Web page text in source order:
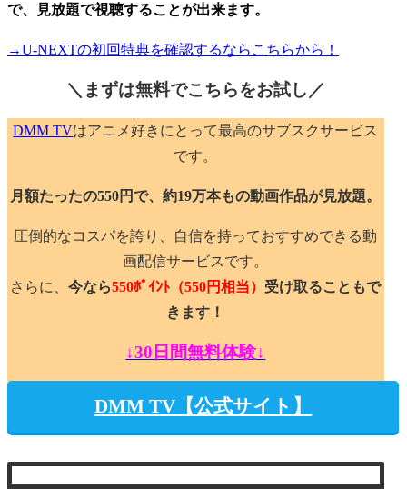
で、見放題で視聴することが出来ます。
→U-NEXTの初回特典を確認するならこちらから！
＼まずは無料でこちらをお試し／
DMM TVはアニメ好きにとって最高のサブスクサービス
です。
月額たったの550円で、約19万本もの動画作品が見放題。
圧倒的なコスパを誇り、自信を持っておすすめできる動
画配信サービスです。
さらに、今なら550ﾎﾟｲﾝﾄ （550円相当） 受け取ることもで
きます！
↓30日間無料体験↓
DMM TV【公式サイト】